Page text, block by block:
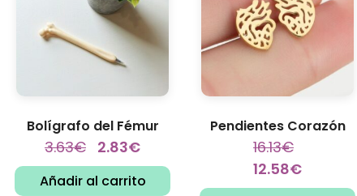
Bolígrafo del Fémur
3.63€ 2.83€
Añadir al carrito
Pendientes Corazón
16.13€
12.58€